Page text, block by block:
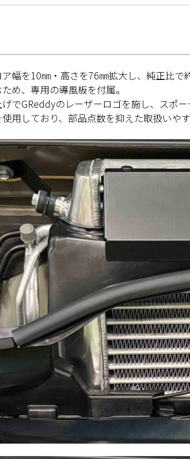
幅を10㎜・高さを76㎜拡大し、純正比で
め、専用の導風板を付属。
でGReddyのレーザーロゴを施し、スポー
用しており、部品点数を抑えた取扱いやす